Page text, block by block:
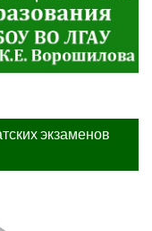
экзаменов